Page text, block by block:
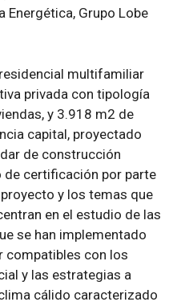
Energética, Grupo Lobe
multifamiliar
privada con tipología
y 3.918 m2 de
capital, proyectado
de construcción
de certificación por parte
y los temas que
en el estudio de las
se han implementado
compatibles con los
y las estrategias a
cálido caracterizado